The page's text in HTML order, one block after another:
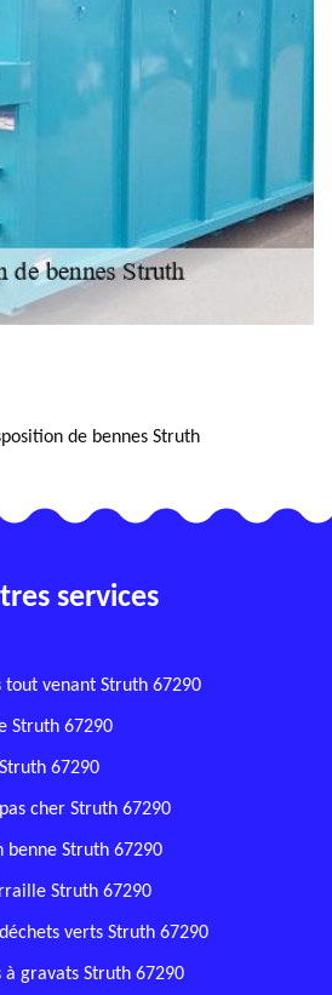
de bennes Struth
services
tout venant Struth 67290
Struth 67290
67290
cher Struth 67290
benne Struth 67290
Struth 67290
verts Struth 67290
à gravats Struth 67290